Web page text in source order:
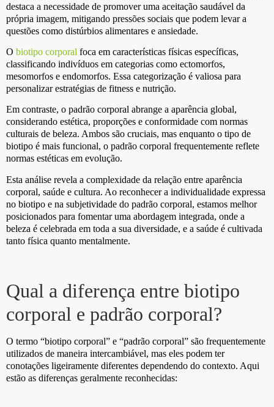
destaca a necessidade de promover uma aceitação saudável da
própria imagem, mitigando pressões sociais que podem levar a
questões como distúrbios alimentares e ansiedade.
O biotipo corporal foca em características físicas específicas,
classificando indivíduos em categorias como ectomorfos,
mesomorfos e endomorfos. Essa categorização é valiosa para
personalizar estratégias de fitness e nutrição.
Em contraste, o padrão corporal abrange a aparência global,
considerando estética, proporções e conformidade com normas
culturais de beleza. Ambos são cruciais, mas enquanto o tipo de
biotipo é mais funcional, o padrão corporal frequentemente reflete
normas estéticas em evolução.
Esta análise revela a complexidade da relação entre aparência
corporal, saúde e cultura. Ao reconhecer a individualidade expressa
no biotipo e na subjetividade do padrão corporal, estamos melhor
posicionados para fomentar uma abordagem integrada, onde a
beleza é celebrada em toda a sua diversidade, e a saúde é cultivada
tanto física quanto mentalmente.
Qual a diferença entre biotipo
corporal e padrão corporal?
O termo “biotipo corporal” e “padrão corporal” são frequentemente
utilizados de maneira intercambiável, mas eles podem ter
conotações ligeiramente diferentes dependendo do contexto. Aqui
estão as diferenças geralmente reconhecidas: